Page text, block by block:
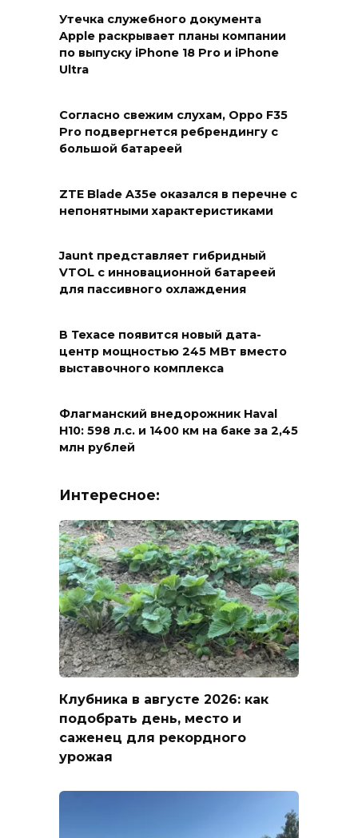
Утечка служебного документа
Apple раскрывает планы компании
по выпуску iPhone 18 Pro и iPhone
Ultra
Согласно свежим слухам, Oppo F35
Pro подвергнется ребрендингу с
большой батареей
ZTE Blade A35e оказался в перечне с
непонятными характеристиками
Jaunt представляет гибридный
VTOL с инновационной батареей
для пассивного охлаждения
В Техасе появится новый дата-
центр мощностью 245 МВт вместо
выставочного комплекса
Флагманский внедорожник Haval
H10: 598 л.с. и 1400 км на баке за 2,45
млн рублей
Интересное:
Клубника в августе 2026: как
подобрать день, место и
саженец для рекордного
урожая